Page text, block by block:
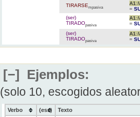
TIRARSEmpasiva
A1
=
(ser)
TIRADOpasiva
A1
=
(ser)
TIRADOpasiva
A1
=
[−] Ejemplos:
(solo 10, escogidos
Verbo (ess)
Texto